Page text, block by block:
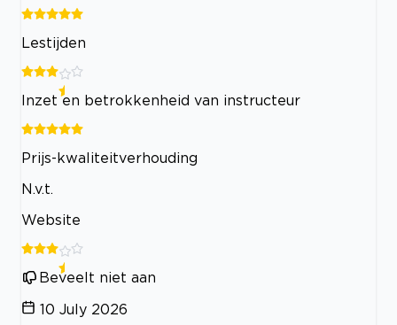
Lestijden
Inzet en betrokkenheid van instructeur
Prijs-kwaliteitverhouding
N.v.t.
Website
Beveelt niet aan
10 July 2026